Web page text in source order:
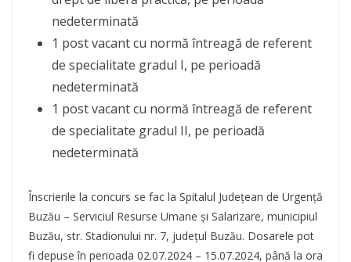
nedeterminată
1 post vacant cu normă întreagă de referent
de specialitate gradul I, pe perioadă
nedeterminată
1 post vacant cu normă întreagă de referent
de specialitate gradul II, pe perioadă
nedeterminată
Înscrierile la concurs se fac la Spitalul Județean de Urgență
Buzău – Serviciul Resurse Umane și Salarizare, municipiul
Buzău, str. Stadionului nr. 7, județul Buzău. Dosarele pot
fi depuse în perioada 02.07.2024 – 15.07.2024, până la ora